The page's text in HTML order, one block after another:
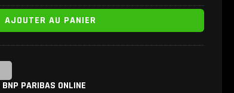
AJOUTER AU PANIER
PARIBAS ONLINE